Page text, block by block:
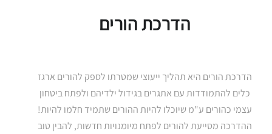
הדרכת הורים
הדרכת הורים היא תהליך ייעוצי שמטרתו לספק להורים ארגז
כלים להתמודדות עם אתגרים בגידול ילדיהם ולפתח ביטחון
עצמי כהורים ע"מ שיוכלו להיות ההורים שתמיד חלמו להיות!
ההדרכה מסייעת להורים לפתח מיומנויות חדשות, להבין טוב